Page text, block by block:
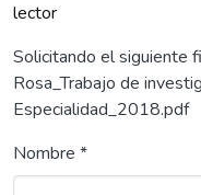
lector
Solicitando el siguiente
Rosa_Trabajo de
Especialidad_2018.pdf
Nombre *